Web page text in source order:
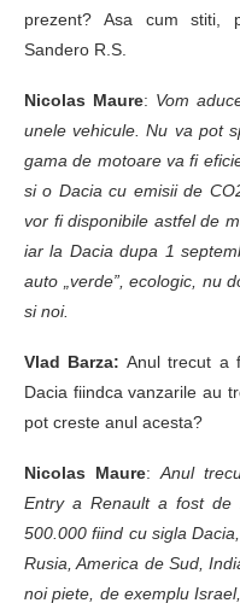
prezent? Asa cum stiti,
Sandero R.S.
Nicolas Maure: Vom
unele vehicule. Nu va pot
gama de motoare va fi
si o Dacia cu emisii de
vor fi disponibile astfel de
iar la Dacia dupa 1
auto „verde”, ecologic, nu
si noi.
Vlad Barza: Anul trecut a
Dacia fiindca vanzarile au
pot creste anul acesta?
Nicolas Maure:Anul
Entry a Renault a fost de
500.000 fiind cu sigla
Rusia, America de Sud,
noi piete, de exemplu